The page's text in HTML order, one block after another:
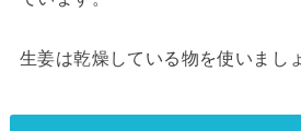
生姜は乾燥している物を使いまし